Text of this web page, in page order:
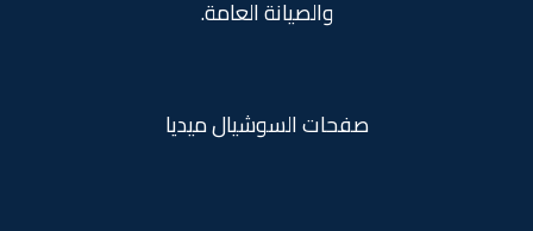
والصيانة العامة.
صفحات السوشيال ميديا